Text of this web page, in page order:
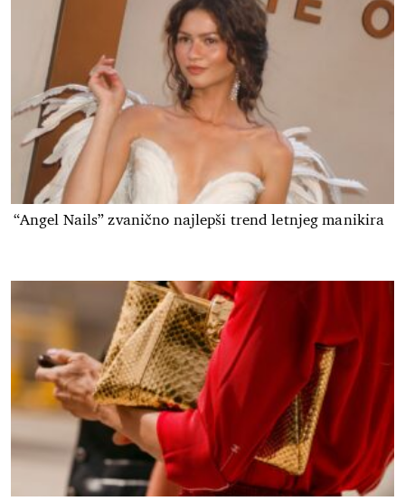
“Angel Nails” zvanično najlepši trend letnjeg manikira